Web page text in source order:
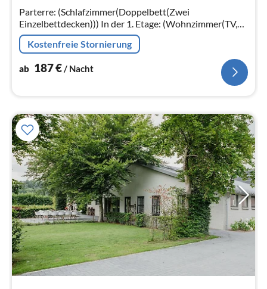
Parterre: (Schlafzimmer(Doppelbett(Zwei
Einzelbettdecken))) In der 1. Etage: (Wohnzimmer(TV,
Esstisch(6 Personen), Herd(Holz), DVD-Spieler, CD-
Spieler, Stereoanlage)
Kostenfreie Stornierung
ab 187€/ Nacht